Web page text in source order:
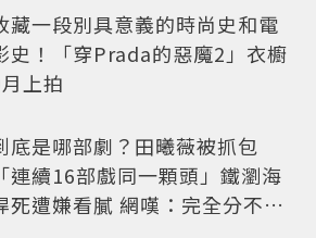
藏一段別具意義的時尚史和電
史！「穿Prada的惡魔2」衣櫥
上拍
底是哪部劇？田曦薇被抓包
「連續16部戲同一顆頭」鐵瀏海
死遭嫌看膩 網嘆：完全分不出